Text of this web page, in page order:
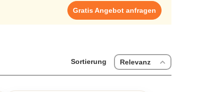
Gratis Angebot anfragen
Sortierung Relevanz